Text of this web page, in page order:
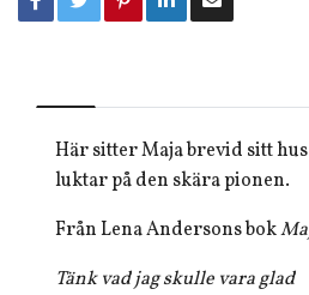
Här sitter Maja brevid sitt
luktar på den skära pionen.
Från Lena Andersons bok
Tänk vad jag skulle vara glad